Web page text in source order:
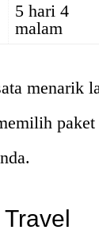
5 hari 4
malam
menarik
paket